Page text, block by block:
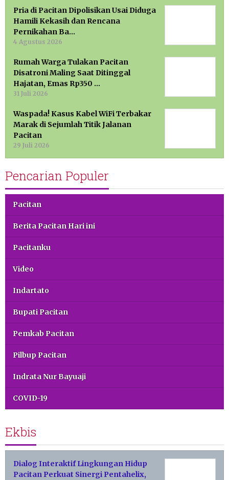
Pria di Pacitan Dipolisikan Usai Diduga
Hamili Kekasih dan Rencana
Pernikahan Ba…
4 Agustus 2026
Rumah Warga Tulakan Pacitan
Disatroni Maling Saat Ditinggal
Hajatan, Emas Rp350 …
31 Juli 2026
Waspada! Kasus Kabel WiFi Terbakar
Marak di Sejumlah Titik Jalanan
Pacitan
29 Juli 2026
Pencarian Populer
Pacitan
Berita Pacitan Hari ini
Pacitanku
Video
Indartato
Bupati Pacitan
Pemkab Pacitan
Pilbup Pacitan
Indrata Nur Bayuaji
COVID-19
Ekbis
Dialog Interaktif Lingkungan Hidup
Pacitan Perkuat Sinergi Pentahelix,